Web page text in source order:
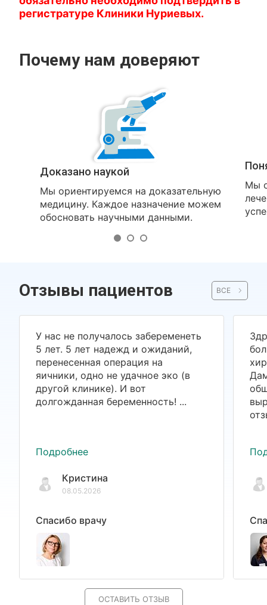
регистратуре Клиники Нуриевых.
Почему нам доверяют
Доказано наукой
Мы ориентируемся на доказательную
медицину. Каждое назначение можем
обосновать научными данными.
Мы
Отзывы пациентов ВСЕ
У нас не получалось забеременеть
5 лет. 5 лет надежд и ожиданий,
перенесенная операция на
яичники, одно не удачное эко (в
другой клинике). И вот
долгожданная беременность! ...
Подробнее
Кристина
08.05.2026
Спасибо врачу
ОСТАВИТЬ ОТЗЫВ